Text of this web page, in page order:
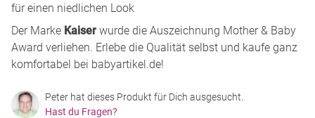
für einen niedlichen Look
Der Marke Kaiser wurde die Auszeichnung Mother & Baby
Award verliehen. Erlebe die Qualität selbst und kaufe ganz
komfortabel bei babyartikel.de!
Peter hat dieses Produkt für Dich ausgesucht.
Hast du Fragen?